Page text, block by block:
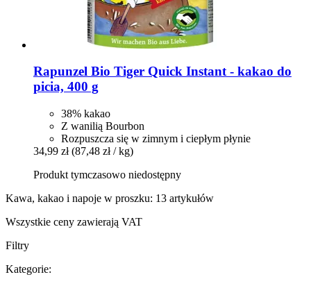
Rapunzel Bio Tiger Quick Instant -​ kakao do
picia, 400 g
38% kakao
Z wanilią Bourbon
Rozpuszcza się w zimnym i ciepłym płynie
34,99 zł (87,48 zł / kg)
Produkt tymczasowo niedostępny
Kawa, kakao i napoje w proszku: 13 artykułów
Wszystkie ceny zawierają VAT
Filtry
Kategorie: